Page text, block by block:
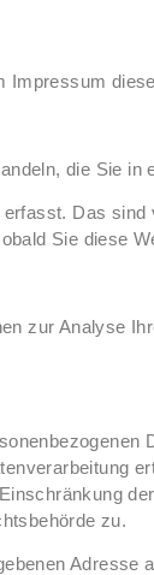
Impressum
die Sie in
Das
Sie diese
zur Analyse
zu.
Adresse